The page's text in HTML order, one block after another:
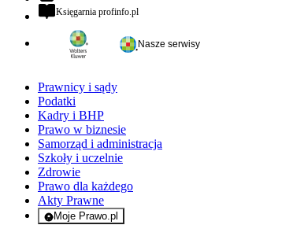
Księgarnia profinfo.plotwiera się w nowej karcie
Nasze serwisy
Prawnicy i sądy
Podatki
Kadry i BHP
Prawo w biznesie
Samorząd i administracja
Szkoły i uczelnie
Zdrowie
Prawo dla każdego
Akty Prawne
Moje Prawo.pl
- rejestracja i logowanie do serwisu